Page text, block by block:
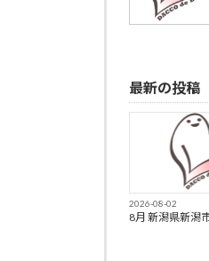
最新の投稿
2026-08-02
8月 新潟県新潟